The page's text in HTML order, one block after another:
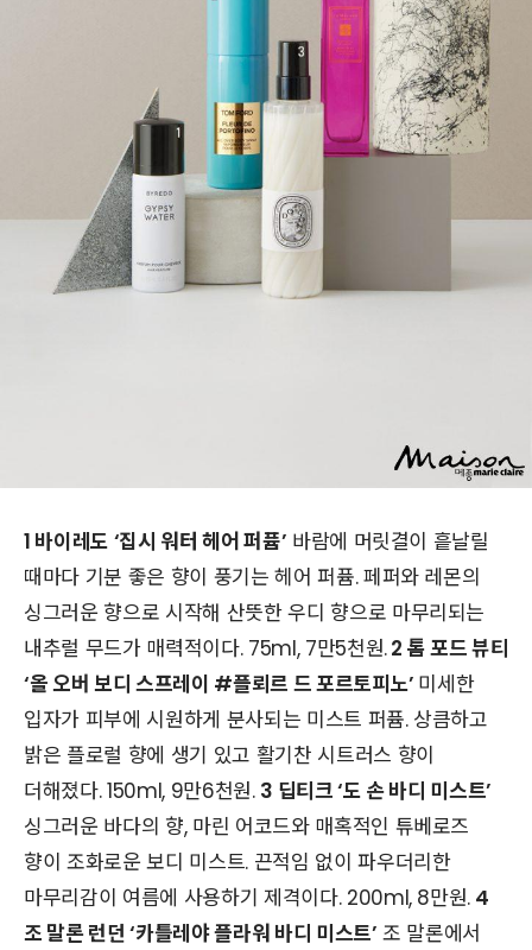
1 바이레도 ‘집시 워터 헤어 퍼퓸’ 바람에 머릿결이 흩날릴
때마다 기분 좋은 향이 풍기는 헤어 퍼퓸. 페퍼와 레몬의
싱그러운 향으로 시작해 산뜻한 우디 향으로 마무리되는
내추럴 무드가 매력적이다. 75ml, 7만5천원.2 톰 포드 뷰티
‘올 오버 보디 스프레이 #플뢰르 드 포르토피노’ 미세한
입자가 피부에 시원하게 분사되는 미스트 퍼퓸. 상큼하고
밝은 플로럴 향에 생기 있고 활기찬 시트러스 향이
더해졌다. 150ml, 9만6천원. 3 딥티크 ‘도 손 바디 미스트’
싱그러운 바다의 향, 마린 어코드와 매혹적인 튜베로즈
향이 조화로운 보디 미스트. 끈적임 없이 파우더리한
마무리감이 여름에 사용하기 제격이다. 200ml, 8만원. 4
조 말론 런던 ‘카틀레야 플라워 바디 미스트’ 조 말론에서